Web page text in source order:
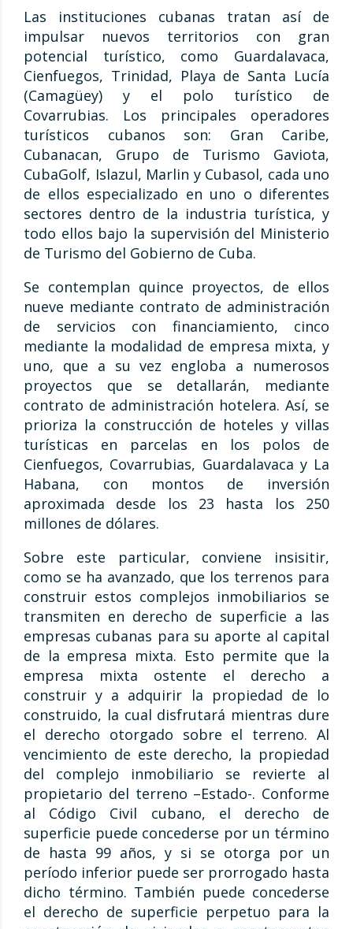
Las instituciones cubanas tratan así de
impulsar nuevos territorios con gran
potencial turístico, como Guardalavaca,
Cienfuegos, Trinidad, Playa de Santa Lucía
(Camagüey) y el polo turístico de
Covarrubias. Los principales operadores
turísticos cubanos son: Gran Caribe,
Cubanacan, Grupo de Turismo Gaviota,
CubaGolf, Islazul, Marlin y Cubasol, cada uno
de ellos especializado en uno o diferentes
sectores dentro de la industria turística, y
todo ellos bajo la supervisión del Ministerio
de Turismo del Gobierno de Cuba.
Se contemplan quince proyectos, de ellos
nueve mediante contrato de administración
de servicios con financiamiento, cinco
mediante la modalidad de empresa mixta, y
uno, que a su vez engloba a numerosos
proyectos que se detallarán, mediante
contrato de administración hotelera. Así, se
prioriza la construcción de hoteles y villas
turísticas en parcelas en los polos de
Cienfuegos, Covarrubias, Guardalavaca y La
Habana, con montos de inversión
aproximada desde los 23 hasta los 250
millones de dólares.
Sobre este particular, conviene insisitir,
como se ha avanzado, que los terrenos para
construir estos complejos inmobiliarios se
transmiten en derecho de superficie a las
empresas cubanas para su aporte al capital
de la empresa mixta. Esto permite que la
empresa mixta ostente el derecho a
construir y a adquirir la propiedad de lo
construido, la cual disfrutará mientras dure
el derecho otorgado sobre el terreno. Al
vencimiento de este derecho, la propiedad
del complejo inmobiliario se revierte al
propietario del terreno –Estado-. Conforme
al Código Civil cubano, el derecho de
superficie puede concederse por un término
de hasta 99 años, y si se otorga por un
período inferior puede ser prorrogado hasta
dicho término. También puede concederse
el derecho de superficie perpetuo para la